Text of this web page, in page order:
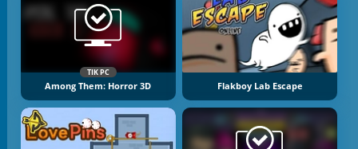
TIK PC
Among Them: Horror 3D Flakboy Lab Escape